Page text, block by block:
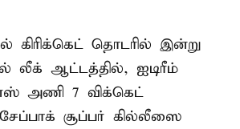
கிரிக்கெட் தொடரில் இன்று
லீக் ஆட்டத்தில், ஐடிரீம்
அணி 7 விக்கெட்
சேப்பாக் சூப்பர் கில்லீஸை